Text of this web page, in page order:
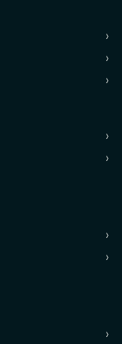
›
›
›
›
›
›
›
›